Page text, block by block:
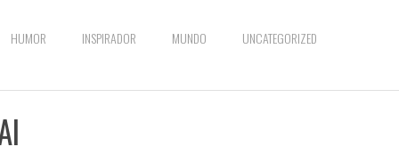
HUMOR INSPIRADOR MUNDO UNCATEGORIZED